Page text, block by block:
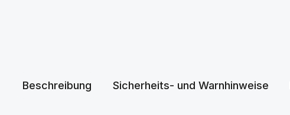
Beschreibung Sicherheits- und Warnhinweise